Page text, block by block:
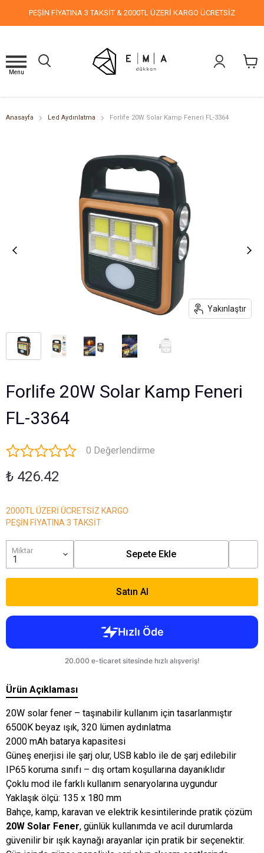
PEŞİN FİYATINA 3 TAKSİT & 2000TL ÜZERİ KARGO ÜCRETSİZ
Menu
Anasayfa Led Aydınlatma Forlife 20W Solar Kamp Feneri FL-3364
Yakınlaştır
Forlife 20W Solar Kamp Feneri
FL-3364
0 Değerlendirme
₺ 426.42
2000TL ÜZERİ ÜCRETSİZ KARGO
PEŞİN FİYATINA 3 TAKSİT
Miktar Sepete Ekle
Satın Al
Ürün Açıklaması
20W solar fener – taşınabilir kullanım için tasarlanmıştır
6500K beyaz ışık, 320 lümen aydınlatma
2000 mAh batarya kapasitesi
Güneş enerjisi ile şarj olur, USB kablo ile de şarj edilebilir
IP65 koruma sınıfı – dış ortam koşullarına dayanıklıdır
Çoklu mod ile farklı kullanım senaryolarına uygundur
Yaklaşık ölçü: 135 x 180 mm
Bahçe, kamp, karavan ve elektrik kesintilerinde pratik çözüm
20W Solar Fener, günlük kullanımda ve acil durumlarda
güvenilir bir ışık kaynağı arayanlar için pratik bir seçenektir.